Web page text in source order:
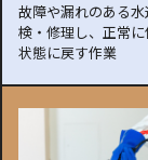
故障や漏れのある
検・修理し、正常
状態に戻す作業